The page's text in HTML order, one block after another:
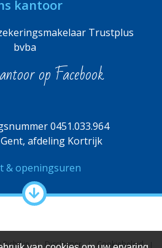
kantoor
Trustplus
bvba
op Facebook
0451.033.964
Gent, afdeling Kortrijk
& openingsuren
Richtlijn Disclaimer Cookiebeleid